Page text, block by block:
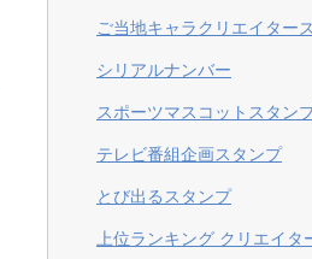
ご当地キャラクリエイター
シリアルナンバー
スポーツマスコットスタン
テレビ番組企画スタンプ
とび出るスタンプ
上位ランキング クリエイタ